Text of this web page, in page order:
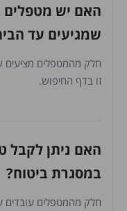
האם יש מטפלים
שמגיעים עד
חלק מהמטפלים מציעים
זו בדף החיפוש.
האם ניתן לקבל
במסגרת ביטוח?
חלק מהמטפלים עובדים